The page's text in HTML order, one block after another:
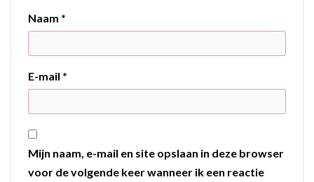
Naam *
E-mail *
Mijn naam, e-mail en site opslaan in deze browser
voor de volgende keer wanneer ik een reactie